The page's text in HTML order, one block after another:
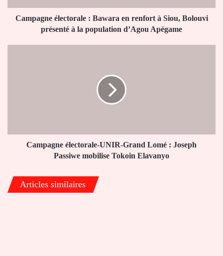
Bolouvi
présenté
Campagne électorale : Bawara en renfort à Siou, Bolouvi
présenté à la population d’Agou Apégame
mobilise
Campagne électorale-UNIR-Grand Lomé : Joseph
Passiwe mobilise Tokoin Elavanyo
Articles similaires